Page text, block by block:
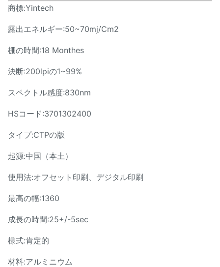
商標:Yintech
露出エネルギー:50~70mj/Cm2
棚の時間:18 Monthes
決断:200lpiの1~99%
スペクトル感度:830nm
HSコード:3701302400
タイプ:CTPの版
起源:中国（本土）
使用法:オフセット印刷、デジタル印刷
最高の幅:1360
成長の時間:25+/-5sec
様式:肯定的
材料:アルミニウム